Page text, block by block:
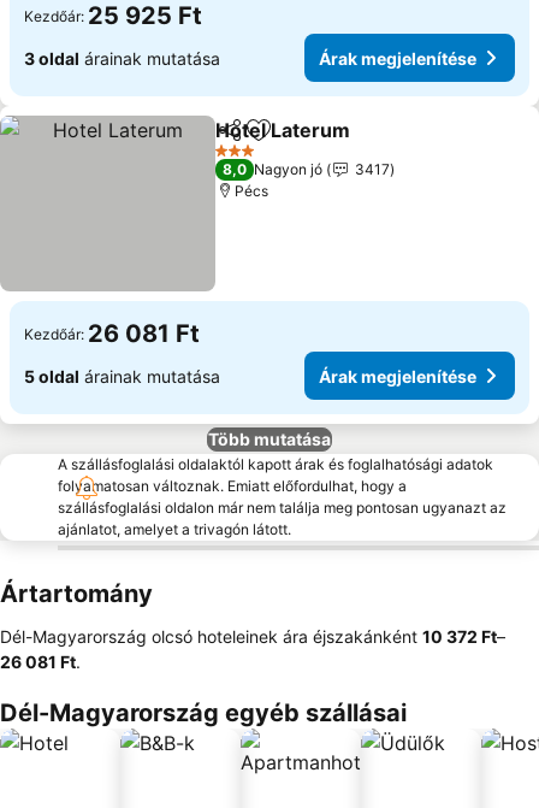
Kezdőár: 25 925 Ft
3 oldal árainak mutatása Árak megjelenítése
Megosztás
Hozzáadás a kedvencekhez
Hotel Laterum
3 Kategória
8,0 Nagyon jó
3417
Pécs
Kezdőár: 26 081 Ft
5 oldal árainak mutatása Árak megjelenítése
Több mutatása
A szállásfoglalási oldalaktól kapott árak és foglalhatósági adatok
folyamatosan változnak. Emiatt előfordulhat, hogy a
szállásfoglalási oldalon már nem találja meg pontosan ugyanazt az
ajánlatot, amelyet a trivagón látott.
Ártartomány
Dél-Magyarország olcsó hoteleinek ára éjszakánként ‎10 372 Ft–
26 081 Ft.
Dél-Magyarország egyéb szállásai